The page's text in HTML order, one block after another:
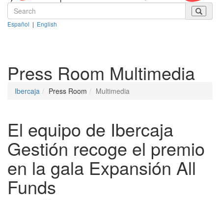
Español | English
Press Room Multimedia
Ibercaja Press Room Multimedia
El equipo de Ibercaja
Gestión recoge el premio
en la gala Expansión All
Funds